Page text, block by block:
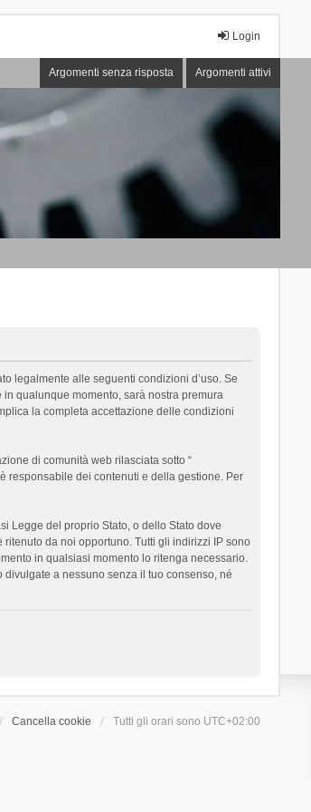
Login
Argomenti senza risposta Argomenti attivi
legalmente alle seguenti condizioni d’uso. Se
qualunque momento, sarà nostra premura
la completa accettazione delle condizioni
di comunità web rilasciata sotto “
responsabile dei contenuti e della gestione. Per
Legge del proprio Stato, o dello Stato dove
da noi opportuno. Tutti gli indirizzi IP sono
in qualsiasi momento lo ritenga necessario.
a nessuno senza il tuo consenso, né
Cancella cookie Tutti gli orari sono UTC+02:00